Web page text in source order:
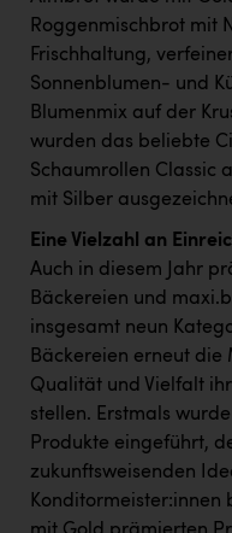
TGW Logistics
TRAILOMAT & Cycling
VERITAS
Vier Diamanten
Wir besiegen Krebs
ZGONC
z.l.ö.
Österreichisches
Roggenmischbrot mit
Frischhaltung,
Sonnenblumen- und
Blumenmix auf der
wurden das beliebte
Schaumrollen Classic
mit Silber
Eine Vielzahl an
Auch in diesem Jahr
Bäckereien und
insgesamt neun
Bäckereien erneut
Qualität und Vielfalt
stellen. Erstmals
Produkte eingeführt,
zukunftsweisenden
Konditormeister:innen